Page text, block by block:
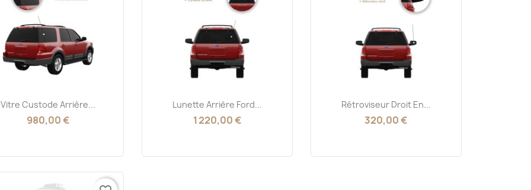
Aperçu rapide
Vitre Custode Arrière...
980,00 €
Aperçu rapide
Lunette Arrière Ford...
1 220,00 €
Aperçu rapide
Rétroviseur Droit En...
320,00 €